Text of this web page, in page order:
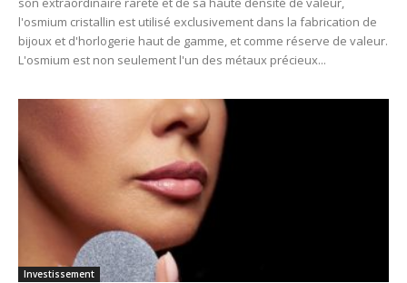
l'osmium cristallin est utilisé exclusivement dans la fabrication de
bijoux et d'horlogerie haut de gamme, et comme réserve de valeur.
L'osmium est non seulement l'un des métaux précieux...
Investissement